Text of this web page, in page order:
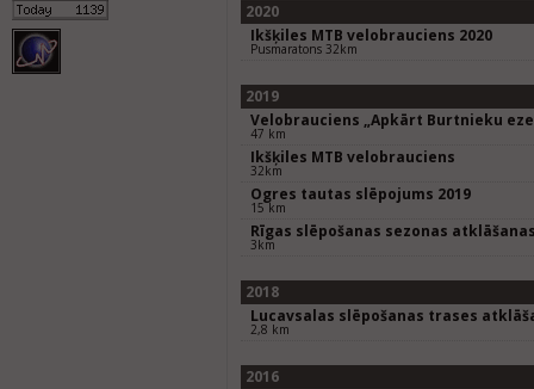
2020
Ikšķiles MTB velobrauciens 2020
Pusmaratons 32km
2019
Velobrauciens „Apkārt Burtnieku
47 km
Ikšķiles MTB velobrauciens
32km
Ogres tautas slēpojums 2019
15 km
Rīgas slēpošanas sezonas
3km
2018
Lucavsalas slēpošanas trases
2,8 km
2016